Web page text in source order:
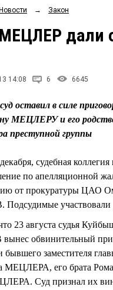
Новости → Закон
дали
14:08 6 6645
оставил в силе
МЕЦЛЕРУ и его
преступной группы
судебная
по апелляционной
от прокуратуры ЦАО
участвовали
23 августа судья
обвинительный
заместителя
МЕЦЛЕРА, его брата
Суд признал их